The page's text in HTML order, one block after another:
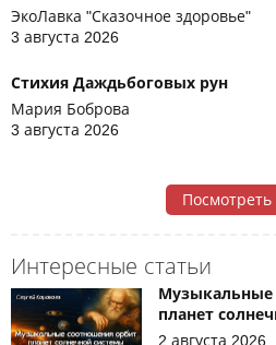
ЭкоЛавка "Сказочное здоровье"
3 августа 2026
Стихия Даждьбоговых рун
Мария Боброва
3 августа 2026
Интересные статьи
Музыкальные
планет
2 августа 2026